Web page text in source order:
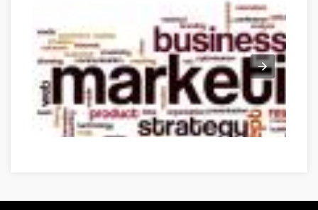
Need To Get Into Internet Marketing? Use These Tips To Find